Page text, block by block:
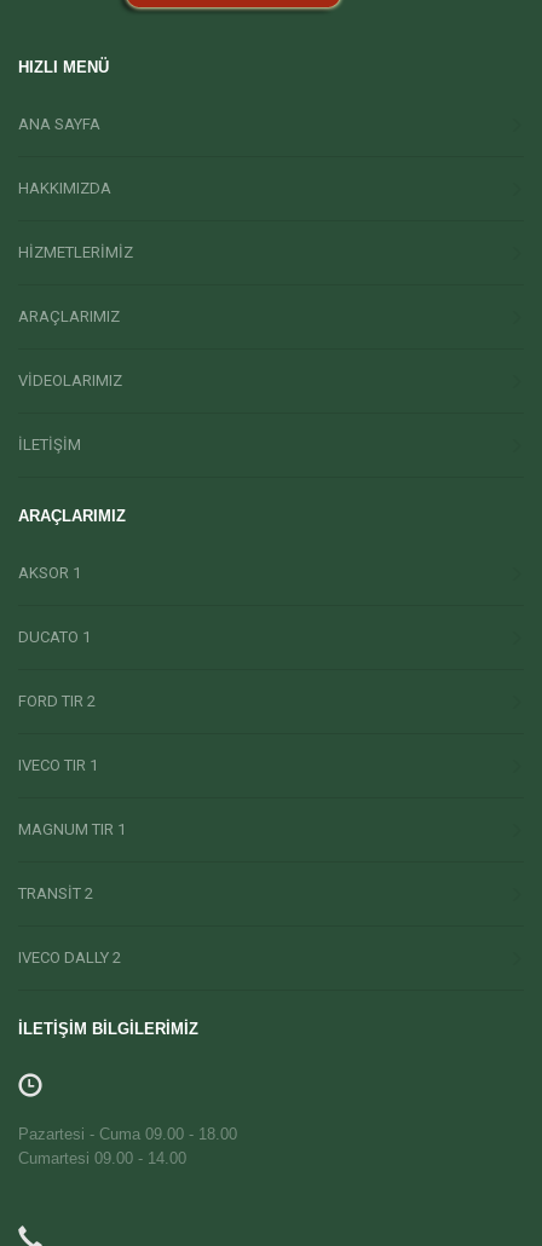
HIZLI MENÜ
ANA SAYFA
HAKKIMIZDA
HİZMETLERİMİZ
ARAÇLARIMIZ
VİDEOLARIMIZ
İLETİŞİM
ARAÇLARIMIZ
AKSOR 1
DUCATO 1
FORD TIR 2
IVECO TIR 1
MAGNUM TIR 1
TRANSİT 2
IVECO DALLY 2
İLETİŞİM BİLGİLERİMİZ
Pazartesi - Cuma 09.00 - 18.00
Cumartesi 09.00 - 14.00